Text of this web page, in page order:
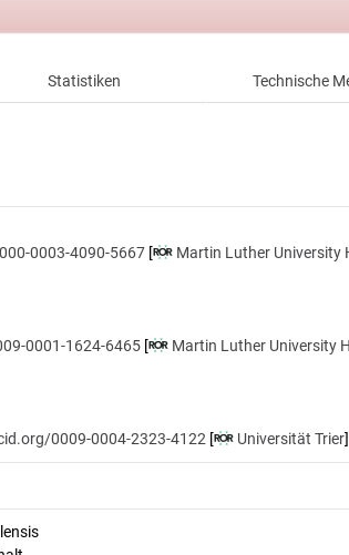
Statistiken Technische
0003-4090-5667 [
Martin Luther University
0001-1624-6465 [
Martin Luther University
0009-0004-2323-4122 [ Universität Trier]